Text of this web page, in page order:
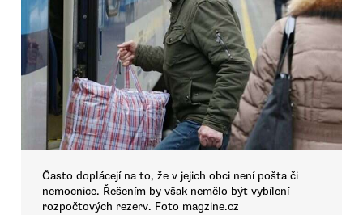
Často doplácejí na to, že v jejich obci není pošta či
nemocnice. Řešením by však nemělo být vybílení
rozpočtových rezerv. Foto magzine.cz